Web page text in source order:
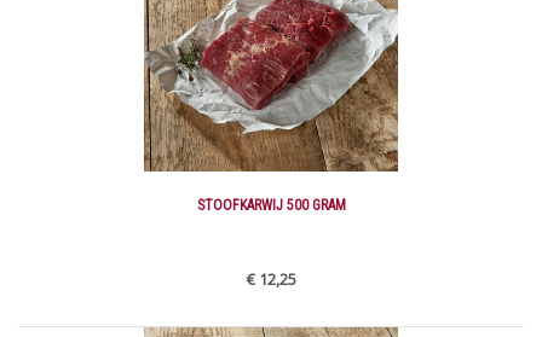
STOOFKARWIJ 500 GRAM
€ 12,25